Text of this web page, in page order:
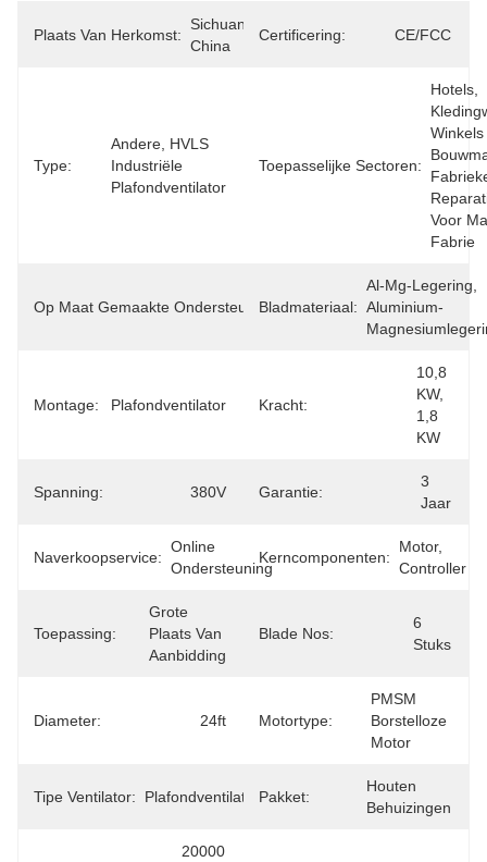
Plaats Van Herkomst:
Sichuan,
China
Certificering: CE/FCC
Type:
Andere, HVLS
Industriële
Plafondventilator
Toepasselijke Sectoren:
Hotels,
Winkels
Voor
Fabrie
Op Maat Gemaakte Ondersteuning:
ODM,
Bladmateriaal:
Al-Mg-Legering,
Aluminium-
Montage: Plafondventilator Kracht:
10,8
KW,
1,8
KW
Spanning: 380V Garantie:
3
Jaar
Naverkoopservice:
Online
Ondersteuning
Kerncomponenten:
Motor,
Controller
Toepassing:
Grote
Plaats Van
Aanbidding
Blade Nos:
6
Stuks
Diameter: 24ft Motortype:
PMSM
Borstelloze
Motor
Tipe Ventilator: Plafondventilator Pakket:
Houten
Behuizingen
20000